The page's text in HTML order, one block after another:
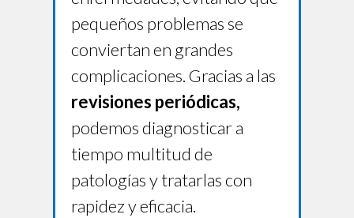
pequeños problemas se
conviertan en grandes
complicaciones. Gracias a las
revisiones periódicas,
podemos diagnosticar a
tiempo multitud de
patologías y tratarlas con
rapidez y eficacia.